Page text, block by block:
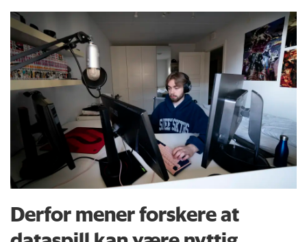
Derfor mener forskere at